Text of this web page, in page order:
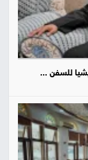
للسفن ...